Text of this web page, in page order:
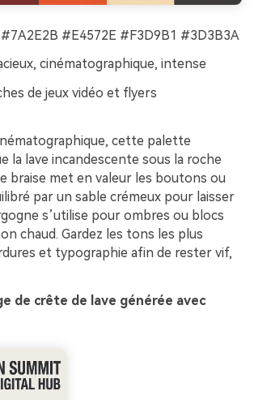
#E4572E #F3D9B1 #3D3B3A
cinématographique, intense
de jeux vidéo et flyers
cette palette
la lave incandescente sous la roche
braise met en valeur les boutons ou
par un sable crémeux pour laisser
s’utilise pour ombres ou blocs
chaud. Gardez les tons les plus
et typographie afin de rester vif,
de crête de lave générée avec
à l’infini. 100 %
gratuit!
Créer Gratuitement
→